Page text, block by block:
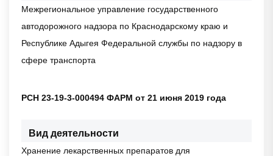
Межрегиональное управление государственного
автодорожного надзора по Краснодарскому краю и
Республике Адыгея Федеральной службы по надзору в
сфере транспорта
РСН 23-19-3-000494 ФАРМ от 21 июня 2019 года
Вид деятельности
Хранение лекарственных препаратов для